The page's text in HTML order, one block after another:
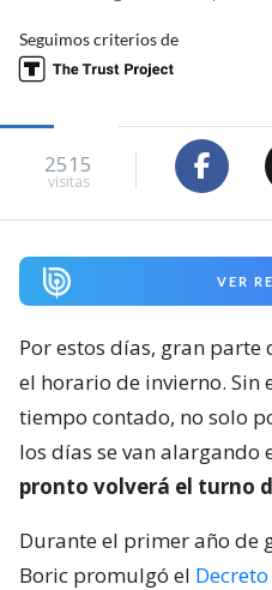
Seguimos criterios de
2515
visitas
VER
Por estos días, gran parte
el horario de invierno. Sin
tiempo contado, no solo
los días se van
pronto volverá el turno
Durante el primer año de
Boric promulgó el